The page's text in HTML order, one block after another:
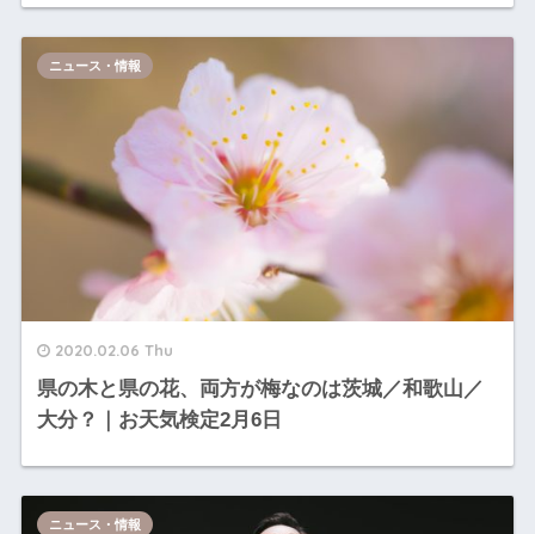
2020.02.06 Thu
県の木と県の花、両方が梅なのは茨城／和歌山／
大分？｜お天気検定2月6日
ニュース・情報
ニュース・情報